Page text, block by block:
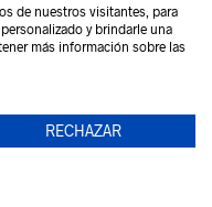
de nuestros visitantes, para
y brindarle una
más información sobre las
RECHAZAR